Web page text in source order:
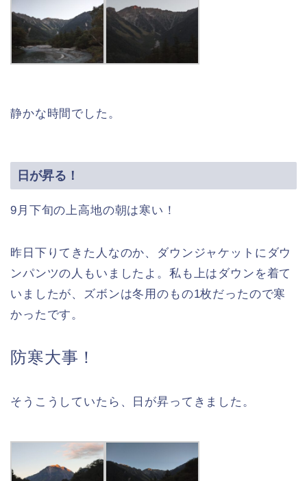
静かな時間でした。
日が昇る！
9月下旬の上高地の朝は寒い！
昨日下りてきた人なのか、ダウンジャケットにダウ
ンパンツの人もいましたよ。私も上はダウンを着て
いましたが、ズボンは冬用のもの1枚だったので寒
かったです。
防寒大事！
そうこうしていたら、日が昇ってきました。